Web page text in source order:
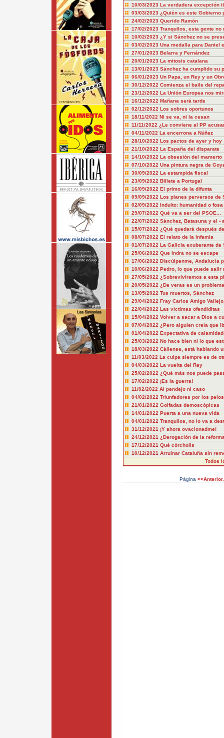
10/03/2023 La verdadera excepción
03/03/2023 ¿Quién es este Gobierno
24/02/2023 Querido Ramón
17/02/2023 Tranquilos, esta gente no
10/02/2023 ¿Y si Sánchez no se
03/02/2023 Una medalla para Daniel
27/01/2023 Belarra y Fernández
20/01/2023 La mitosis catalana
13/01/2023 Sánchez ha cumplido su
06/01/2023 Un Papa, un Rey y un
30/12/2022 Comienza el baile del
23/12/2022 La Unión Europea nos
16/12/2022 Mañana será tarde
02/12/2022 Los sobres oportunos
18/11/2022 Ni se va, ni la cesan
11/11/2022 ¿Le conviene al PP
04/11/2022 La encerrona a Núñez
28/10/2022 Los pactos de ayer y hoy
21/10/2022 La España del disparate
14/10/2022 La obsesión del mamerto
07/10/2022 Una pintura negra de
30/09/2022 La estampida fiscal
23/09/2022 Billete a Portugal
16/09/2022 El primo de la difunta
09/09/2022 Los planes perversos de
02/09/2022 Indulto: humanidad o
29/07/2022 Qué va a ser del PSOE...
22/07/2022 Sánchez, Batasuna y el
15/07/2022 ¿Qué quedará después
08/07/2022 El relato de la infamia
01/07/2022 La Galicia exuberante de
25/06/2022 Que Indra no se escape
17/06/2022 Discúlpenme, Andalucía
10/06/2022 Pedro, lo que puede salir
27/05/2022 ¿Sobreviviremos a esta
20/05/2022 ¿De veras es un
13/05/2022 Tus muertos, Sánchez
29/04/2022 Fray Carlos Amigo
22/04/2022 Las víctimas ofendiditas
15/04/2022 Volver a sacar a Dios a
07/04/2022 ¿Pero alguien creía que
01/04/2022 Expectativa de
25/03/2022 No hace bien ni lo que
18/03/2022 Cállense, está hablando
11/03/2022 La culpa siempre es de
04/03/2022 La vuelta del Rey
25/02/2022 ¿Qué más nos puede
17/02/2022 ¡Es la guerra!
11/02/2022 Al pendejo ni caso
04/02/2022 Triunfadores por los pelos
21/01/2022 Golfadas demoscópicas
14/01/2022 Puerta a una nueva vida
04/01/2022 Tranquilos, no lo va a
31/12/2021 ¡Y ahora ovacionadme!
24/12/2021 ¿Derogación de la
17/12/2021 Qué córcholis
10/12/2021 Arruinar Cataluña sin
Todos
Página